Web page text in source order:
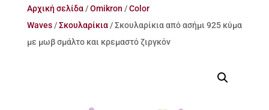
Αρχική σελίδα/Omikron /Color
Waves/Σκουλαρίκια/ Σκουλαρίκια από ασήμι 925 κύμα
με μωβ σμάλτο και κρεμαστό ζιργκόν